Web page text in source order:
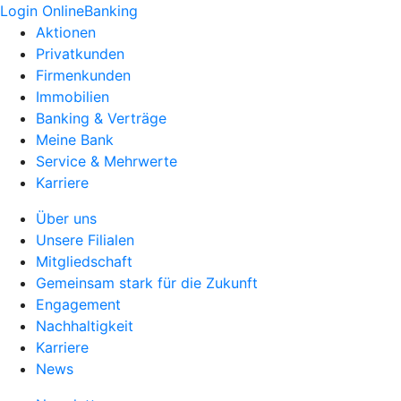
Login OnlineBanking
Aktionen
Privatkunden
Firmenkunden
Immobilien
Banking & Verträge
Meine Bank
Service & Mehrwerte
Karriere
Über uns
Unsere Filialen
Mitgliedschaft
Gemeinsam stark für die Zukunft
Engagement
Nachhaltigkeit
Karriere
News